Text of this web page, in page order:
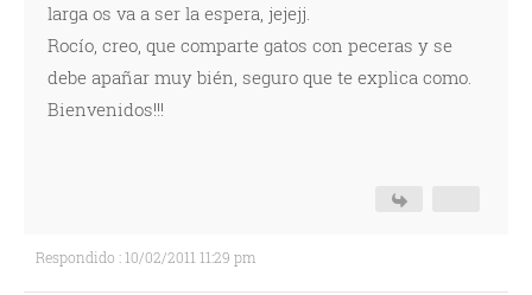
larga os va a ser la espera, jejejj.
Rocío, creo, que comparte gatos con peceras y se
debe apañar muy bién, seguro que te explica como.
Bienvenidos!!!
Respondido : 10/02/2011 11:29 pm